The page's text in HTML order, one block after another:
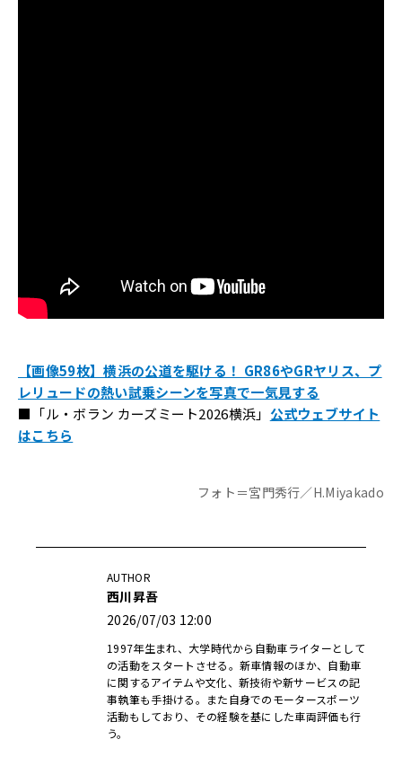
【画像59枚】横浜の公道を駆ける！ GR86やGRヤリス、プ
レリュードの熱い試乗シーンを写真で一気見する
■「ル・ボラン カーズミート2026横浜」 公式ウェブサイト
はこちら
フォト＝宮門秀行／H.Miyakado
AUTHOR
西川昇吾
2026/07/03 12:00
1997年生まれ、大学時代から自動車ライターとして
の活動をスタートさせる。新車情報のほか、自動車
に関するアイテムや文化、新技術や新サービスの記
事執筆も手掛ける。また自身でのモータースポーツ
活動もしており、その経験を基にした車両評価も行
う。